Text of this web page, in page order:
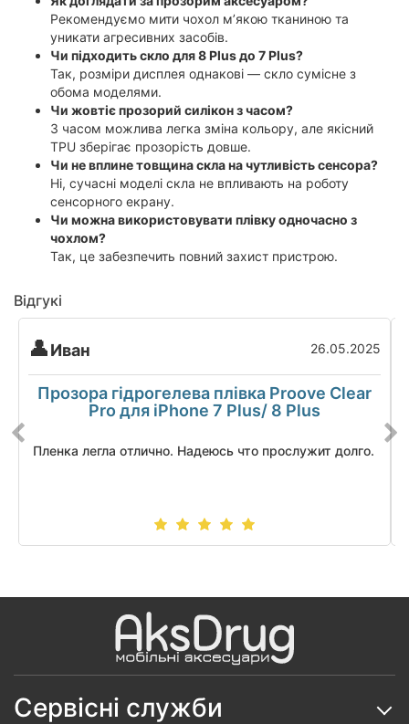
Рекомендуємо мити чохол м’якою тканиною та
уникати агресивних засобів.
Чи підходить скло для 8 Plus до 7 Plus?
Так, розміри дисплея однакові — скло сумісне з
обома моделями.
Чи жовтіє прозорий силікон з часом?
З часом можлива легка зміна кольору, але якісний
TPU зберігає прозорість довше.
Чи не вплине товщина скла на чутливість сенсора?
Ні, сучасні моделі скла не впливають на роботу
сенсорного екрану.
Чи можна використовувати плівку одночасно з
чохлом?
Так, це забезпечить повний захист пристрою.
Відгукі
Иван 26.05.2025
Прозора гідрогелева плівка Proove Clear
Pro для iPhone 7 Plus/ 8 Plus
Пленка легла отлично. Надеюсь что прослужит долго.
Сервісні служби